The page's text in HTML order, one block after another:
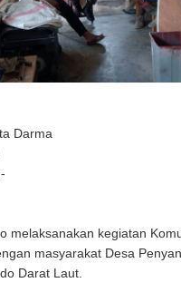
Darma
melaksanakan kegiatan
masyarakat Desa
Darat Laut.